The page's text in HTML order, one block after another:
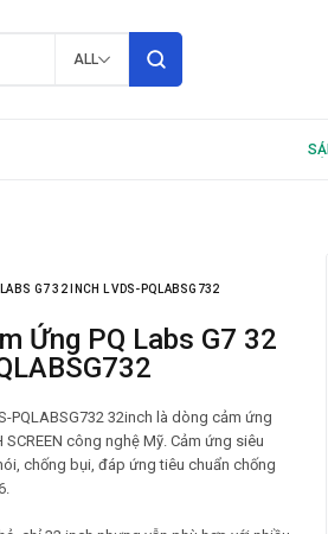
ALL
G7 32 INCH L VDS-PQLABSG732
PQLABSG732 32inch là dòng cảm ứng
SCREEN công nghệ Mỹ. Cảm ứng siêu
chống bụi, đáp ứng tiêu chuẩn chống